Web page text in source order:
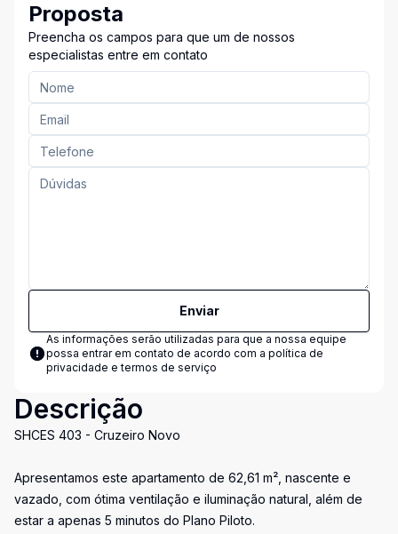
Proposta
Preencha os campos para que um de nossos
especialistas entre em contato
Enviar
As informações serão utilizadas para que a nossa equipe
possa entrar em contato de acordo com a política de
privacidade e termos de serviço
Descrição
SHCES 403 - Cruzeiro Novo
Apresentamos este apartamento de 62,61 m², nascente e
vazado, com ótima ventilação e iluminação natural, além de
estar a apenas 5 minutos do Plano Piloto.